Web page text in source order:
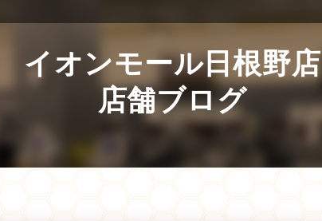
イオンモール日根野店
店舗ブログ